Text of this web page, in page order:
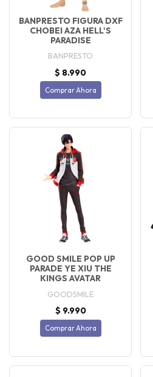
BANPRESTO FIGURA DXF
CHOBEI AZA HELL'S
PARADISE
BANPRESTO
$ 8.990
Comprar Ahora
GOOD SMILE POP UP
PARADE YE XIU THE
KINGS AVATAR
GOODSMILE
$ 9.990
Comprar Ahora